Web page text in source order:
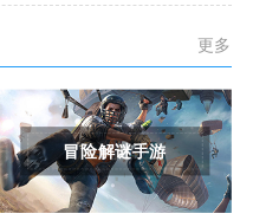
更多
冒险解谜手游